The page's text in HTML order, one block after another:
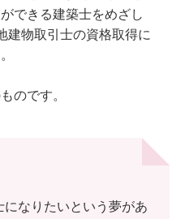
できる建築士をめざし
建物取引士の資格取得に
のです。
なりたいという夢があ